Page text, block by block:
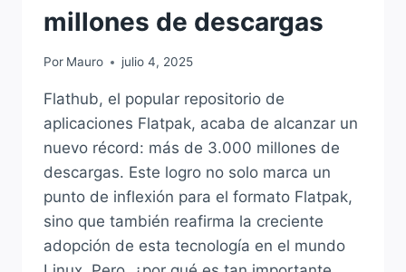
millones de descargas
Por Mauro julio 4, 2025
Flathub, el popular repositorio de
aplicaciones Flatpak, acaba de alcanzar un
nuevo récord: más de 3.000 millones de
descargas. Este logro no solo marca un
punto de inflexión para el formato Flatpak,
sino que también reafirma la creciente
adopción de esta tecnología en el mundo